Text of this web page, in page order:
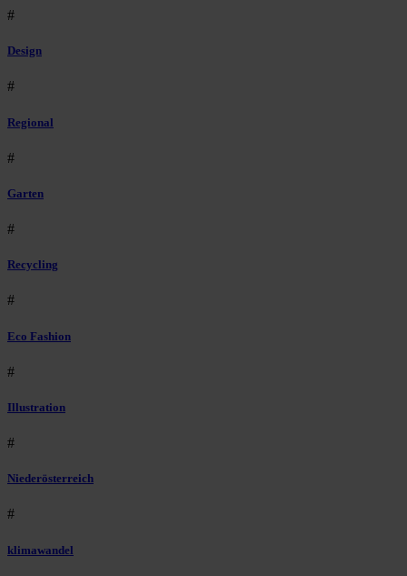
#
Design
#
Regional
#
Garten
#
Recycling
#
Eco Fashion
#
Illustration
#
Niederösterreich
#
klimawandel